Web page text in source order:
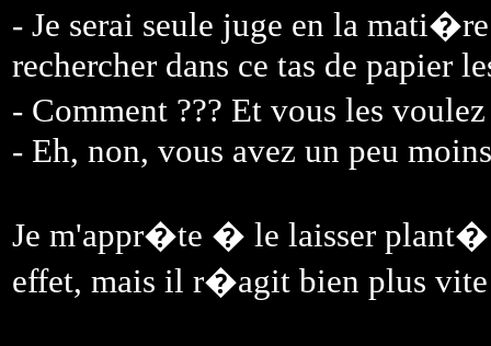
- Je serai seule juge en la
rechercher dans ce tas de papier
- Comment ??? Et vous les
- Eh, non, vous avez un peu
Je m'appr�te � le laisser plant�
effet, mais il r�agit bien plus